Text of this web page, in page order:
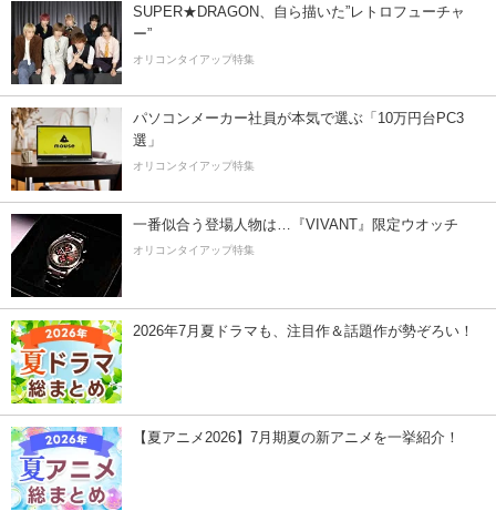
SUPER★DRAGON、自ら描いた”レトロフューチャ
ー”
オリコンタイアップ特集
パソコンメーカー社員が本気で選ぶ「10万円台PC3
選」
オリコンタイアップ特集
一番似合う登場人物は…『VIVANT』限定ウオッチ
オリコンタイアップ特集
2026年7月夏ドラマも、注目作＆話題作が勢ぞろい！
【夏アニメ2026】7月期夏の新アニメを一挙紹介！